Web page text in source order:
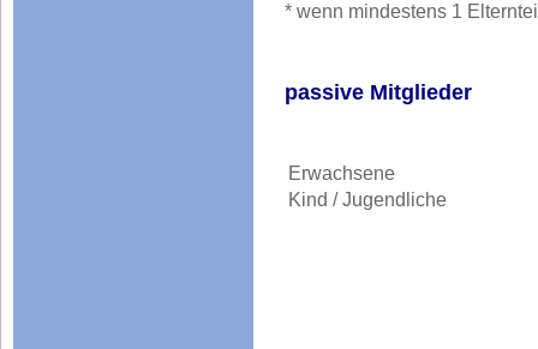
* wenn mindestens 1
passive Mitglieder
Erwachsene
Kind /